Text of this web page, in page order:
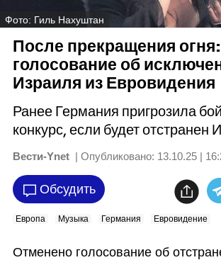
Фото: Гиль Нахуштан
После прекращения
голосование об
Израиля из Евровидения
Ранее Германия пригрозила
конкурс, если будет отстранен
Вести-Ynet | Опубликовано: 13.10.25 |
Обсудить
Европа Музыка Германия Евровидение
Отменено голосование об